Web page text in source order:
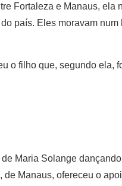
Fortaleza e Manaus,
país. Eles moravam
o filho que, segundo ela,
Maria Solange
de Manaus, ofereceu o